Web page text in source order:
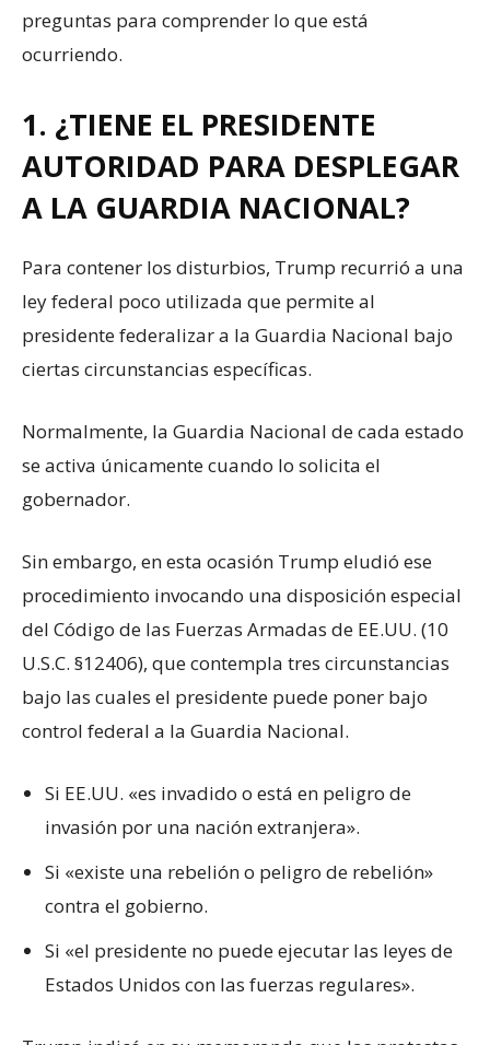
preguntas para comprender lo que está
ocurriendo.
1. ¿TIENE EL PRESIDENTE
AUTORIDAD PARA DESPLEGAR
A LA GUARDIA NACIONAL?
Para contener los disturbios, Trump recurrió a una
ley federal poco utilizada que permite al
presidente federalizar a la Guardia Nacional bajo
ciertas circunstancias específicas.
Normalmente, la Guardia Nacional de cada estado
se activa únicamente cuando lo solicita el
gobernador.
Sin embargo, en esta ocasión Trump eludió ese
procedimiento invocando una disposición especial
del Código de las Fuerzas Armadas de EE.UU. (10
U.S.C. §12406), que contempla tres circunstancias
bajo las cuales el presidente puede poner bajo
control federal a la Guardia Nacional.
Si EE.UU. «es invadido o está en peligro de
invasión por una nación extranjera».
Si «existe una rebelión o peligro de rebelión»
contra el gobierno.
Si «el presidente no puede ejecutar las leyes de
Estados Unidos con las fuerzas regulares».